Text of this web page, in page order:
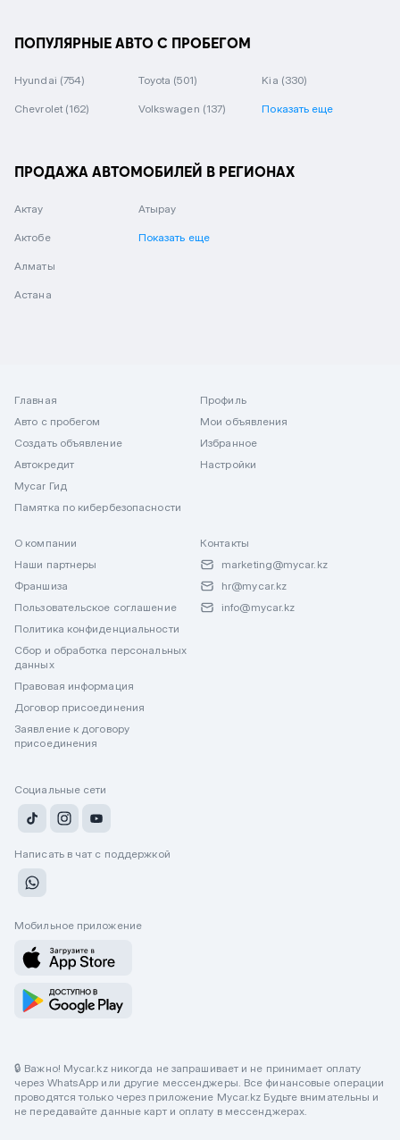
ПОПУЛЯРНЫЕ АВТО С ПРОБЕГОМ
Hyundai (754) Toyota (501) Kia (330)
Chevrolet (162) Volkswagen (137) Показать еще
ПРОДАЖА АВТОМОБИЛЕЙ В РЕГИОНАХ
Актау
Актобе
Алматы
Астана
Атырау
Показать еще
Главная
Авто с пробегом
Создать объявление
Автокредит
Mycar Гид
Памятка по кибербезопасности
Профиль
Мои объявления
Избранное
Настройки
О компании
Наши партнеры
Франшиза
Пользовательское соглашение
Политика конфиденциальности
Сбор и обработка персональных
данных
Правовая информация
Договор присоединения
Заявление к договору
присоединения
Контакты
marketing@mycar.kz
hr@mycar.kz
info@mycar.kz
Социальные сети
Написать в чат с поддержкой
Мобильное приложение
🔒 Важно! Mycar.kz никогда не запрашивает и не принимает оплату
через WhatsApp или другие мессенджеры. Все финансовые операции
проводятся только через приложение Mycar.kz Будьте внимательны и
не передавайте данные карт и оплату в мессенджерах.